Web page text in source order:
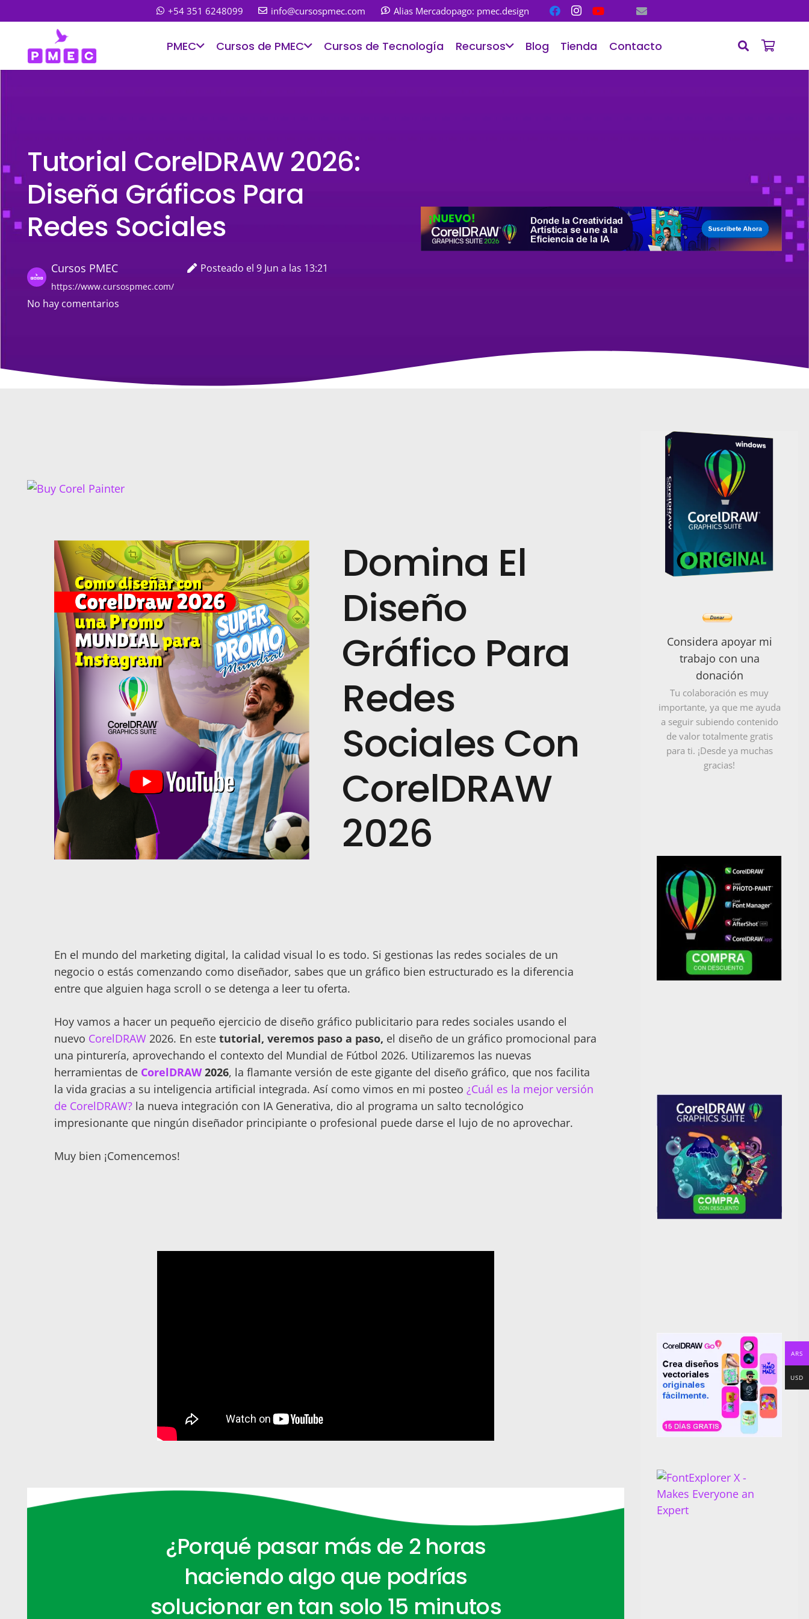
+54 351 6248099 info@cursospmec.com Alias Mercadopago: pmec.design
PMEC Cursos de PMEC Cursos de Tecnología Recursos Blog Tienda Contacto
Tutorial CorelDRAW 2026:
Diseña Gráficos Para
Redes Sociales
Cursos PMEC
https://www.cursospmec.com/
Posteado el9 Jun a las 13:21
No hay comentarios
Domina El
Diseño
Gráfico Para
Redes
Sociales Con
CorelDRAW
2026
En el mundo del marketing digital, la calidad visual lo es todo. Si gestionas las redes sociales de un
negocio o estás comenzando como diseñador, sabes que un gráfico bien estructurado es la diferencia
entre que alguien haga scroll o se detenga a leer tu oferta.
Hoy vamos a hacer un pequeño ejercicio de diseño gráfico publicitario para redes sociales usando el
nuevo CorelDRAW 2026. En este tutorial, veremos paso a paso, el diseño de un gráfico promocional para
una pinturería, aprovechando el contexto del Mundial de Fútbol 2026. Utilizaremos las nuevas
herramientas de CorelDRAW2026, la flamante versión de este gigante del diseño gráfico, que nos facilita
la vida gracias a su inteligencia artificial integrada. Así como vimos en mi posteo ¿Cuál es la mejor versión
de CorelDRAW? la nueva integración con IA Generativa, dio al programa un salto tecnológico
impresionante que ningún diseñador principiante o profesional puede darse el lujo de no aprovechar.
Muy bien ¡Comencemos!
¿Porqué pasar más de 2 horas
haciendo algo que podrías
solucionar en tan solo 15 minutos
Considera apoyar mi
trabajo con una
donación
Tu colaboración es muy
importante, ya que me ayuda
a seguir subiendo contenido
de valor totalmente gratis
para ti. ¡Desde ya muchas
gracias!
ARS
USD